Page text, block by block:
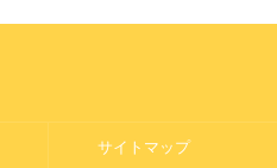
サイトマップ